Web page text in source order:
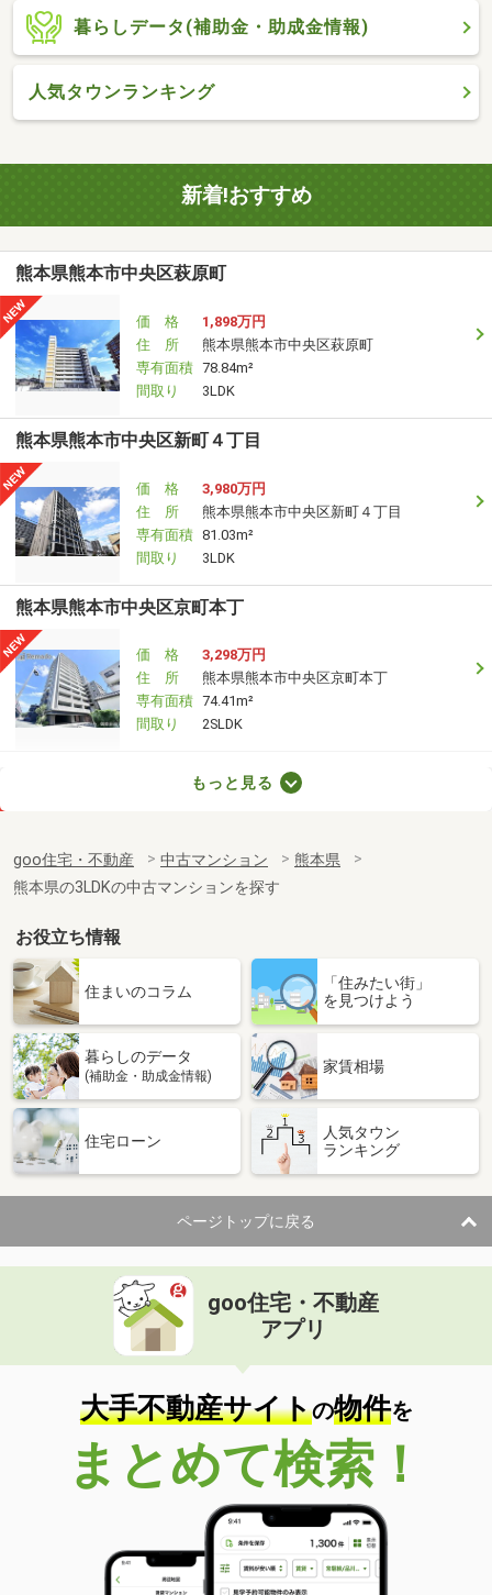
暮らしデータ(補助金・助成金情報)
人気タウンランキング
新着!おすすめ
熊本県熊本市中央区萩原町
価 格
1,898万円
住 所
熊本県熊本市中央区萩原町
専有面積 78.84m²
間取り
3LDK
熊本県熊本市中央区新町４丁目
価 格
3,980万円
住 所
熊本県熊本市中央区新町４丁目
専有面積 81.03m²
間取り
3LDK
熊本県熊本市中央区京町本丁
価 格
3,298万円
住 所
熊本県熊本市中央区京町本丁
専有面積 74.41m²
間取り
2SLDK
熊本県熊本市中央区水道町
専有面積 69.12m²
間取り
2LDK
熊本県熊本市中央区水前寺１丁目
価 格
3,880万円
熊本県熊本市中央区水前寺１丁目
専有面積 80.12m²
間取り
熊本県熊本市中央区水前寺３丁目
2,598万円
住 所
熊本県熊本市中央区水前寺３丁目
専有面積 71.07m²
間取り
3LDK
熊本県熊本市中央区京町本丁
価 格
3,298万円
住 所
熊本県熊本市中央区京町本丁
専有面積 74.41m²
間取り
2SLDK
熊本県熊本市中央区新町４
価 格
3,980万円
熊本県熊本市中央区新町４
81.03m²
間取り
3LDK
もっと見る
goo住宅・不動産 中古マンション
熊本県
熊本県の3LDKの中古マンションを探す
お役立ち情報
住まいのコラム
「住みたい街」
を見つけよう
暮らしのデータ
(補助金・助成金情報)
家賃相場
住宅ローン
人気タウン
ランキング
ページトップに戻る
goo住宅・不動産
アプリ
大手不動産サイトの物件を
まとめて検索！